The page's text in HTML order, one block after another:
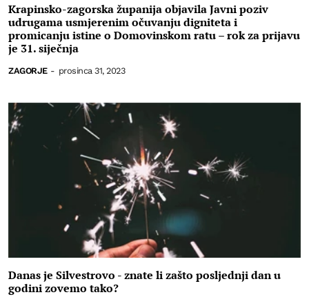
Krapinsko-zagorska županija objavila Javni poziv
udrugama usmjerenim očuvanju digniteta i
promicanju istine o Domovinskom ratu – rok za prijavu
je 31. siječnja
ZAGORJE - prosinca 31, 2023
Danas je Silvestrovo - znate li zašto posljednji dan u
godini zovemo tako?